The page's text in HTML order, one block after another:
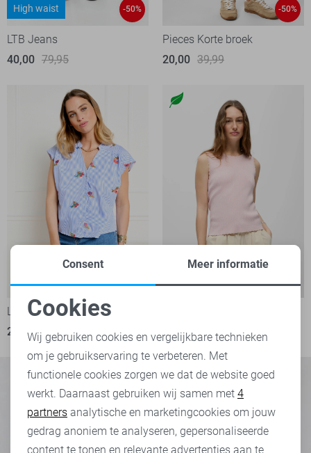
High waist
-50%
LTB Jeans
40,00 79,95
-50%
Pieces Korte broek
20,00 39,99
LolaLiza Blouse
25,00
49,99
15,00
29,99
Noodzakelijke cookies
Personalisatie cookies
Analytische cookies
Marketing cookies
Consent Meer informatie
Cookies
Wij gebruiken cookies en vergelijkbare technieken
om je gebruikservaring te verbeteren. Met
functionele cookies zorgen we dat de website goed
werkt. Daarnaast gebruiken wij samen met 4
partners analytische en marketingcookies om jouw
gedrag anoniem te analyseren, gepersonaliseerde
content te tonen en relevante advertenties aan te